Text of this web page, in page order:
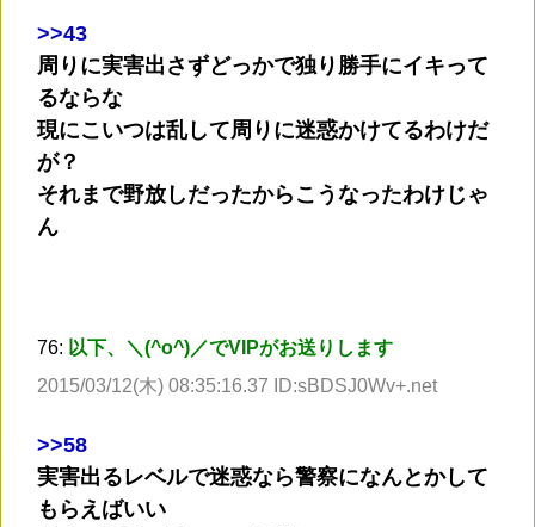
>>43
周りに実害出さずどっかで独り勝手にイキって
るならな
現にこいつは乱して周りに迷惑かけてるわけだ
が？
それまで野放しだったからこうなったわけじゃ
ん
76: 以下、＼(^o^)／でVIPがお送りします
2015/03/12(木) 08:35:16.37 ID:sBDSJ0Wv+.net
>>58
実害出るレベルで迷惑なら警察になんとかして
もらえばいい